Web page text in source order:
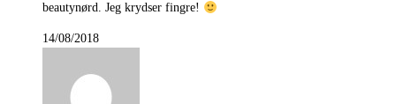
beautynørd. Jeg krydser fingre!
14/08/2018